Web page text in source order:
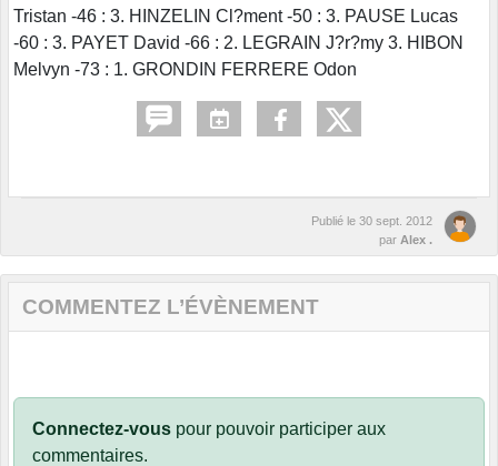
Tristan -46 : 3. HINZELIN Cl?ment -50 : 3. PAUSE Lucas
-60 : 3. PAYET David -66 : 2. LEGRAIN J?r?my 3. HIBON
Melvyn -73 : 1. GRONDIN FERRERE Odon
Publié le 30 sept. 2012
par Alex .
COMMENTEZ L’ÉVÈNEMENT
Connectez-vous pour pouvoir participer aux
commentaires.